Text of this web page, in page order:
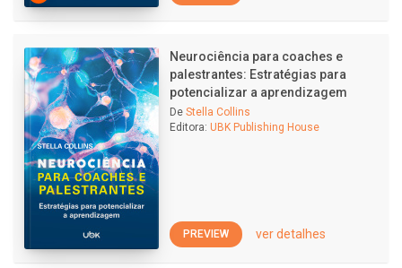
Neurociência para coaches e
palestrantes: Estratégias para
potencializar a aprendizagem
De Stella Collins
Editora: UBK Publishing House
PREVIEW ver detalhes